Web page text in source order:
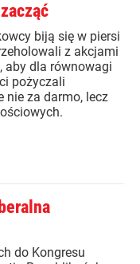
biją się w piersi
z akcjami
aby dla równowagi
pożyczali
nie za darmo, lecz
do Kongresu